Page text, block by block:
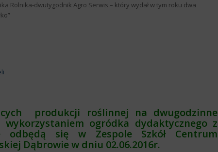
Rolnika-dwutygodnik Agro Serwis – który wydał w tym roku dwa
produkcji roślinnej na dwugodzinne
ogródka dydaktycznego z
odbędą się w Zespole Szkół Centrum
Dąbrowie w dniu 02.06.2016r.